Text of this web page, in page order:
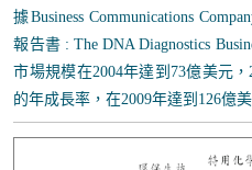
據Business Communications
報告書 : The DNA Diagnostics
市場規模在2004年達到73億美元，
的年成長率，在2009年達到126億